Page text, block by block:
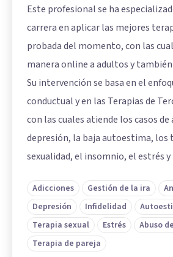
Este profesional se ha
carrera en aplicar las mejores
probada del momento, con las
manera online a adultos y
Su intervención se basa en el
conductual y en las Terapias de
con las cuales atiende los casos de
depresión, la baja autoestima, los
sexualidad, el insomnio, el estrés y
Adicciones Gestión de la ira
Depresión
Infidelidad
Terapia sexual
Estrés
Abuso
Terapia de pareja